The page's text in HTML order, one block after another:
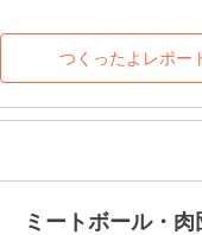
つくったよレポー
ミートボール・